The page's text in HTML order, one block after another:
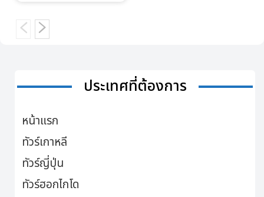
ประเทศที่ต้องการ
หน้าแรก
ทัวร์เกาหลี
ทัวร์ญี่ปุ่น
ทัวร์ฮอกไกโด